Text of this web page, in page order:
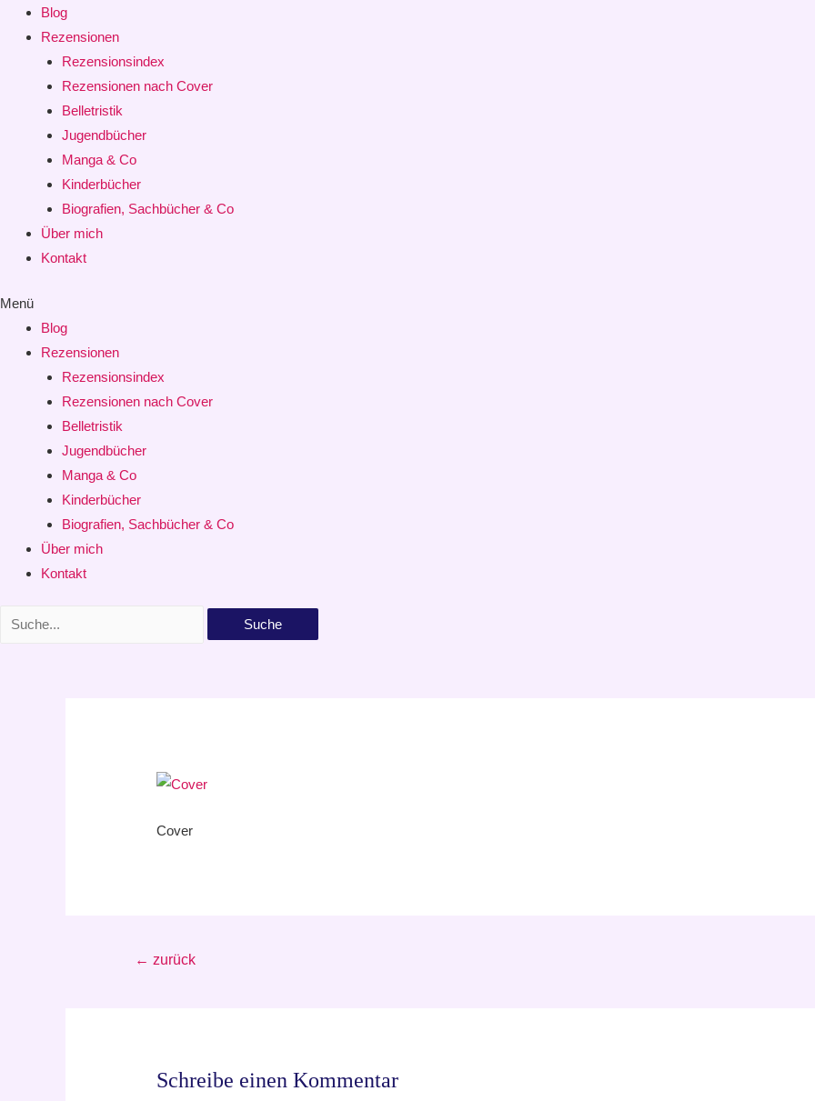
Blog
Rezensionen
Rezensionsindex
Rezensionen nach Cover
Belletristik
Jugendbücher
Manga & Co
Kinderbücher
Biografien, Sachbücher & Co
Über mich
Kontakt
Menü
Blog
Rezensionen
Rezensionsindex
Rezensionen nach Cover
Belletristik
Jugendbücher
Manga & Co
Kinderbücher
Biografien, Sachbücher & Co
Über mich
Kontakt
Suche
Cover
Beitragsnavigation
← zurück
Schreibe einen Kommentar